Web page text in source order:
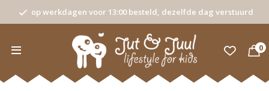
op werkdagen voor 13:00 besteld, dezelfde dag verstuurd
0